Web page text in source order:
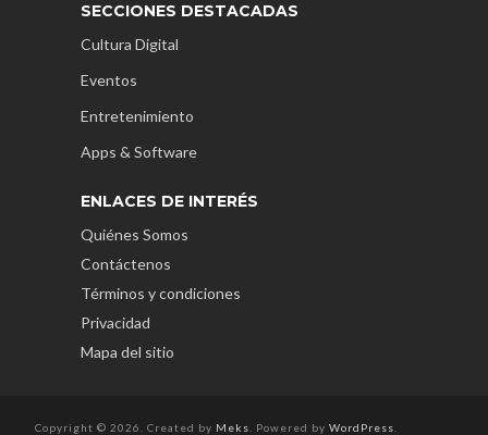
SECCIONES DESTACADAS
Cultura Digital
Eventos
Entretenimiento
Apps & Software
ENLACES DE INTERÉS
Quiénes Somos
Contáctenos
Términos y condiciones
Privacidad
Mapa del sitio
Copyright © 2026. Created by Meks. Powered by WordPress.